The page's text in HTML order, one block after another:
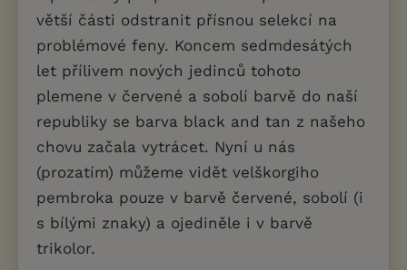
větší části odstranit přísnou selekcí na
problémové feny. Koncem sedmdesátých
let přílivem nových jedinců tohoto
plemene v červené a sobolí barvě do naší
republiky se barva black and tan z našeho
chovu začala vytrácet. Nyní u nás
(prozatím) můžeme vidět velškorgiho
pembroka pouze v barvě červené, sobolí (i
s bílými znaky) a ojediněle i v barvě
trikolor.